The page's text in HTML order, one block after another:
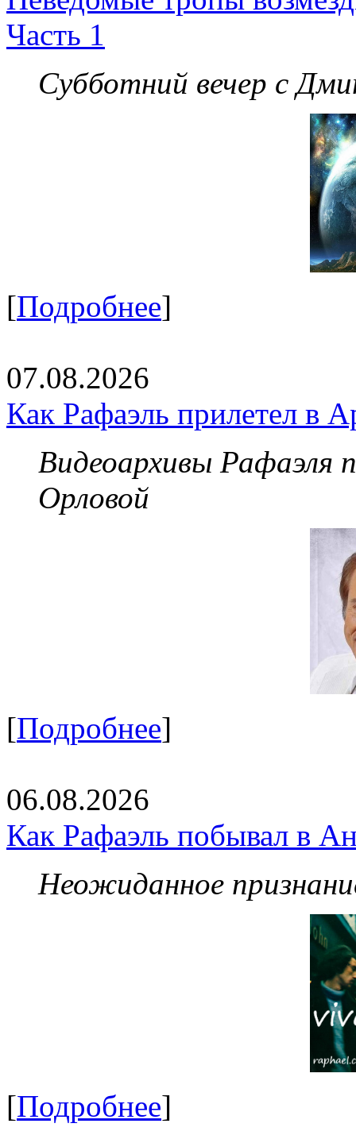
Часть 1
Субботний вечер с
[Подробнее]
07.08.2026
Как Рафаэль прилетел в
Видеоархивы Рафаэля
Орловой
[Подробнее]
06.08.2026
Как Рафаэль побывал в
Неожиданное
[Подробнее]